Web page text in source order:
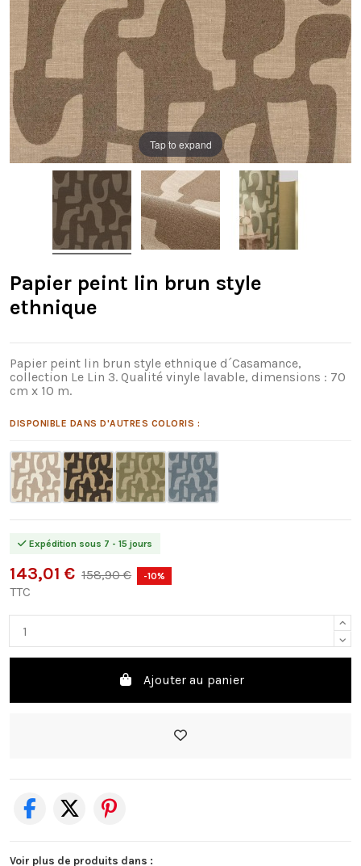
Tap to expand
Papier peint lin brun style
ethnique
Papier peint lin brun style ethnique d´Casamance,
collection Le Lin 3. Qualité vinyle lavable, dimensions : 70
cm x 10 m.
DISPONIBLE DANS D'AUTRES COLORIS :
Expédition sous 7 - 15 jours
143,01 € 158,90 € -10%
TTC
Ajouter au panier
Voir plus de produits dans :